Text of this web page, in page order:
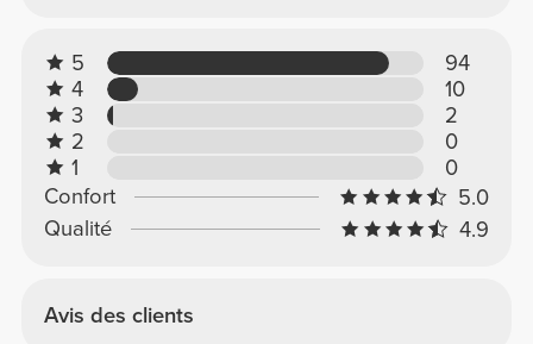
5
94
4
10
3
2
2
0
1
0
Confort
5.0
Qualité
4.9
Avis des clients